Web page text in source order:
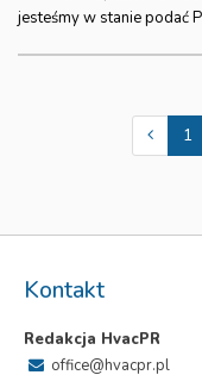
jesteśmy w stanie podać
1
Kontakt
Redakcja HvacPR
office@hvacpr.pl